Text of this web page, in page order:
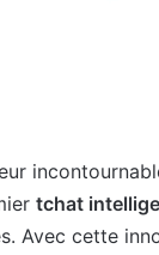
tchat
Avec cette